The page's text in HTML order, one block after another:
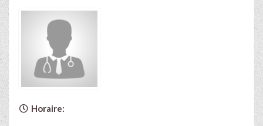
Horaire: